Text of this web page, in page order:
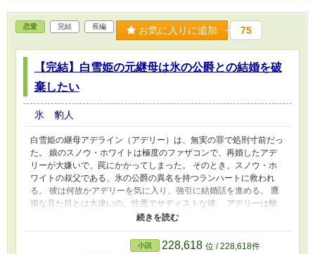
恋愛 完結 長編 お気に入りに追加 75
【完結】白雪姫の元継母は氷の公爵との結婚を破
棄したい
氷 豹人
白雪姫の継母アデライン（アデリー）は、無実の罪で処刑寸前だっ
た。 娘のスノウ・ホワイトは極度のファザコンで、再婚したアデ
リーが大嫌いで、罠にかかってしまった。 そのとき、スノウ・ホ
ワイトの叔父である、氷の公爵の異名を持つランハートに救われ
る。 彼は何故かアデリーを気に入り、強引に結婚話を進める。 鷹
揚な見た目とは大違いの、性悪でサディストな彼。 アデリーは離
婚を狙っていた。 実はアデリーは、庶民の味方として、巷を騒が
小説 228,618 位 / 228,618件